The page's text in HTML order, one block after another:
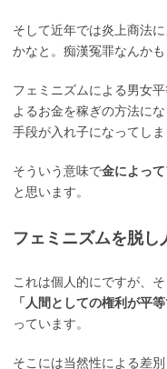
そして近年では炎上商法
かなと。痴漢冤罪なんか
フェミニズムによる男女
よるお金を稼ぎの方法に
手段が入れ子になってしま
そういう意味で金によっ
と思います。
フェミニズムを脱し
これは個人的にですが、
「人間としての権利が平
っています。
そこには当然性による差